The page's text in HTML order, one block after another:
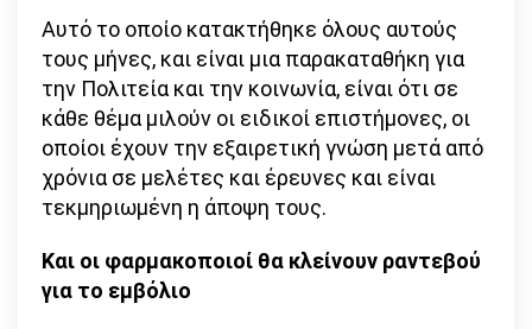
Αυτό το οποίο κατακτήθηκε όλους αυτούς
τους μήνες, και είναι μια παρακαταθήκη για
την Πολιτεία και την κοινωνία, είναι ότι σε
κάθε θέμα μιλούν οι ειδικοί επιστήμονες, οι
οποίοι έχουν την εξαιρετική γνώση μετά από
χρόνια σε μελέτες και έρευνες και είναι
τεκμηριωμένη η άποψη τους.
Και οι φαρμακοποιοί θα κλείνουν ραντεβού
για το εμβόλιο